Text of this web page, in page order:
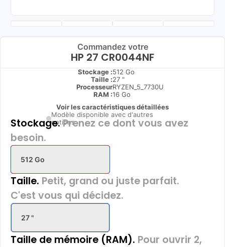
Commandez votre
HP 27 CR0044NF
Stockage :512 Go
Taille :27 "
ProcesseurRYZEN_5_7730U
RAM :16 Go
Voir les caractéristiques détaillées
Modèle disponible avec d'autres
options
Stockage.Prenez ce dont vous avez
besoin.
512 Go
Taille. Petit, grand ou juste parfait.
C'est vous qui décidez.
27 "
Taille de mémoire (RAM). Pour ouvrir 2,